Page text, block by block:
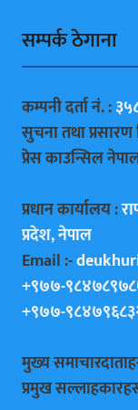
सम्पर्क ठेगाना
कम्पनी दर्ता नं. :
सुचना तथा प्रसारण
प्रेस काउन्सिल
प्रधान कार्यालय :
प्रदेश, नेपाल
Email :-
+९७७-
+९७७-
मुख्य
प्रमुख